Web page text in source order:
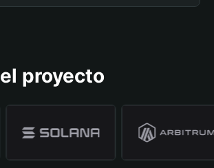
proyecto